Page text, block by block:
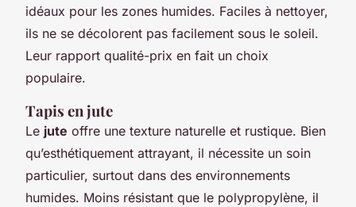
idéaux pour les zones humides. Faciles à nettoyer,
ils ne se décolorent pas facilement sous le soleil.
Leur rapport qualité-prix en fait un choix
populaire.
Tapis en jute
Le jute offre une texture naturelle et rustique. Bien
qu’esthétiquement attrayant, il nécessite un soin
particulier, surtout dans des environnements
humides. Moins résistant que le polypropylène, il